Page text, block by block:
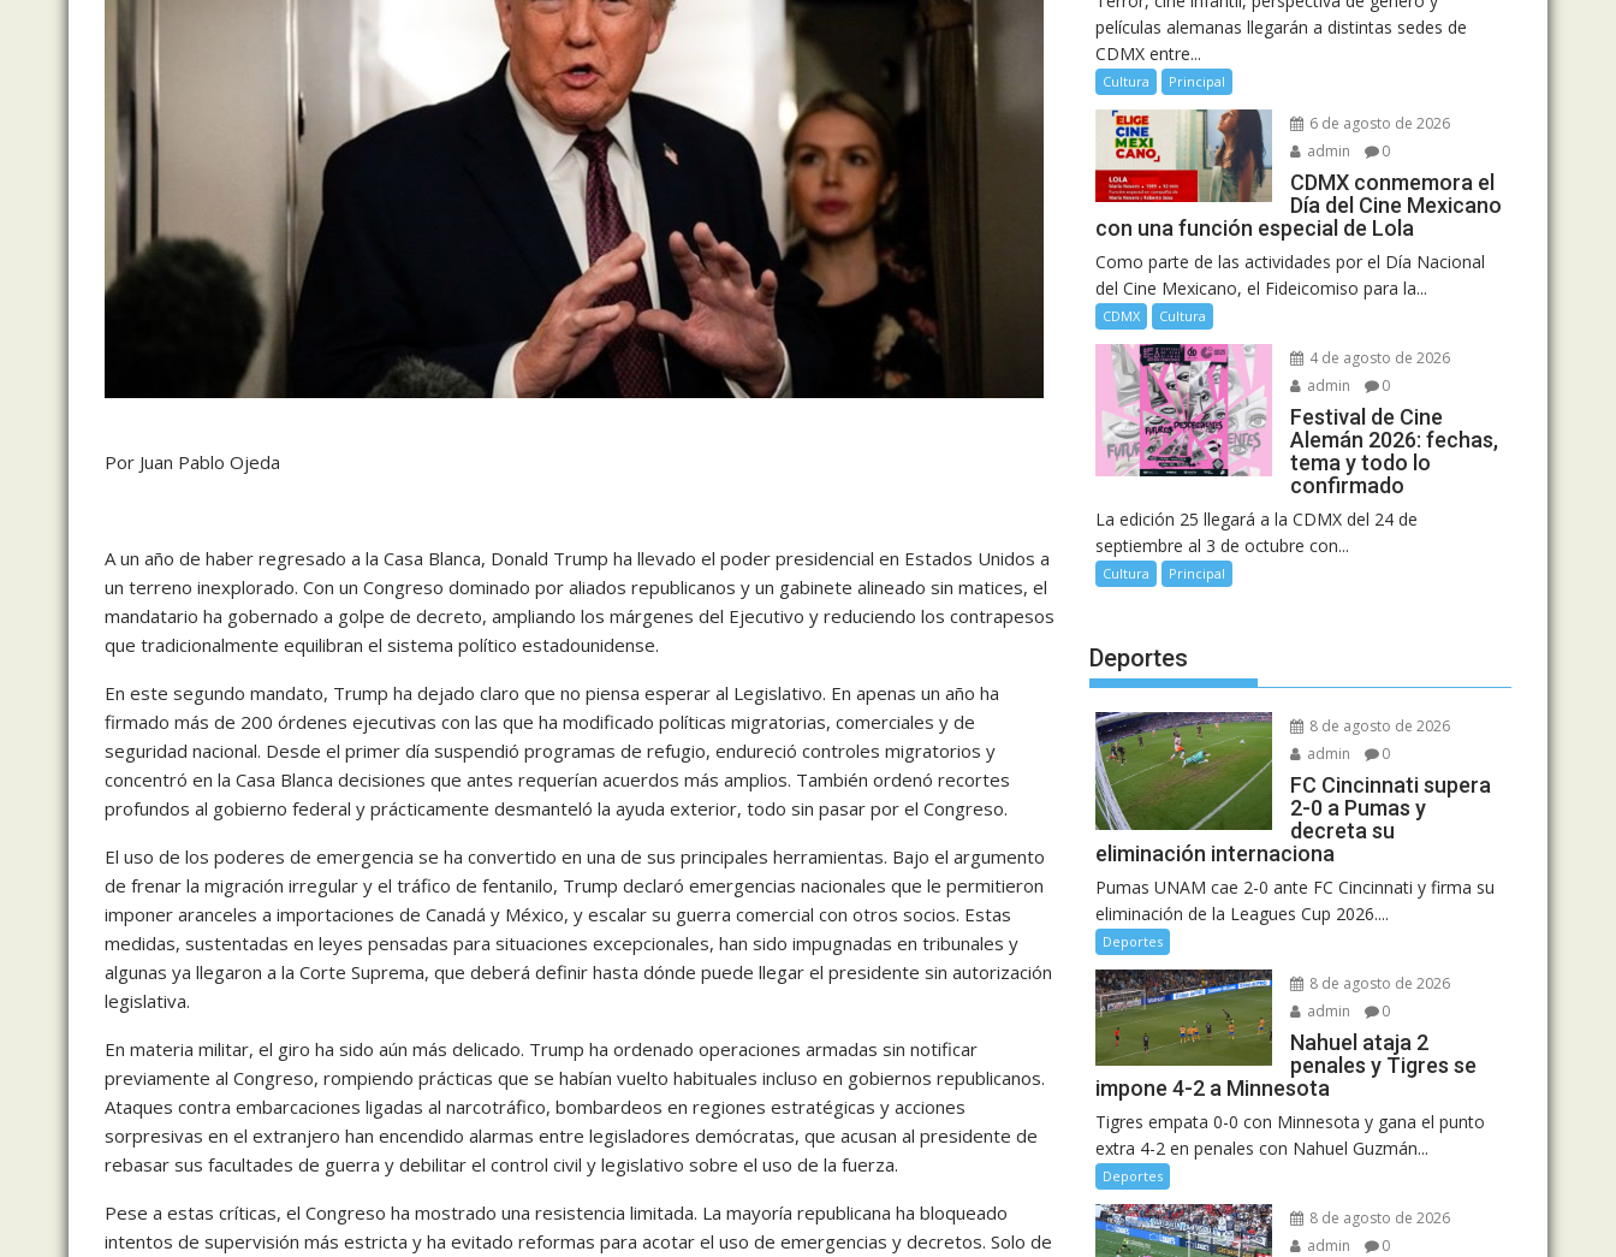
Por Juan Pablo Ojeda
A un año de haber regresado a la Casa Blanca, Donald Trump ha llevado el poder presidencial en Estados Unidos a
un terreno inexplorado. Con un Congreso dominado por aliados republicanos y un gabinete alineado sin matices, el
mandatario ha gobernado a golpe de decreto, ampliando los márgenes del Ejecutivo y reduciendo los contrapesos
que tradicionalmente equilibran el sistema político estadounidense.
En este segundo mandato, Trump ha dejado claro que no piensa esperar al Legislativo. En apenas un año ha
firmado más de 200 órdenes ejecutivas con las que ha modificado políticas migratorias, comerciales y de
seguridad nacional. Desde el primer día suspendió programas de refugio, endureció controles migratorios y
concentró en la Casa Blanca decisiones que antes requerían acuerdos más amplios. También ordenó recortes
profundos al gobierno federal y prácticamente desmanteló la ayuda exterior, todo sin pasar por el Congreso.
El uso de los poderes de emergencia se ha convertido en una de sus principales herramientas. Bajo el argumento
de frenar la migración irregular y el tráfico de fentanilo, Trump declaró emergencias nacionales que le permitieron
imponer aranceles a importaciones de Canadá y México, y escalar su guerra comercial con otros socios. Estas
medidas, sustentadas en leyes pensadas para situaciones excepcionales, han sido impugnadas en tribunales y
algunas ya llegaron a la Corte Suprema, que deberá definir hasta dónde puede llegar el presidente sin autorización
legislativa.
En materia militar, el giro ha sido aún más delicado. Trump ha ordenado operaciones armadas sin notificar
previamente al Congreso, rompiendo prácticas que se habían vuelto habituales incluso en gobiernos republicanos.
Ataques contra embarcaciones ligadas al narcotráfico, bombardeos en regiones estratégicas y acciones
sorpresivas en el extranjero han encendido alarmas entre legisladores demócratas, que acusan al presidente de
rebasar sus facultades de guerra y debilitar el control civil y legislativo sobre el uso de la fuerza.
Pese a estas críticas, el Congreso ha mostrado una resistencia limitada. La mayoría republicana ha bloqueado
intentos de supervisión más estricta y ha evitado reformas para acotar el uso de emergencias y decretos. Solo de
películas alemanas llegarán a distintas sedes de
CDMX entre...
Cultura Principal
6 de agosto de 2026
admin
0
CDMX conmemora el
Día del Cine Mexicano
con una función especial de Lola
Como parte de las actividades por el Día Nacional
del Cine Mexicano, el Fideicomiso para la...
CDMX Cultura
4 de agosto de 2026
admin
0
Festival de Cine
Alemán 2026: fechas,
tema y todo lo
confirmado
La edición 25 llegará a la CDMX del 24 de
septiembre al 3 de octubre con...
Cultura Principal
Deportes
8 de agosto de 2026
admin
0
FC Cincinnati supera
2-0 a Pumas y
decreta su
eliminación internaciona
Pumas UNAM cae 2-0 ante FC Cincinnati y firma su
eliminación de la Leagues Cup 2026....
Deportes
8 de agosto de 2026
admin
0
Nahuel ataja 2
penales y Tigres se
impone 4-2 a Minnesota
Tigres empata 0-0 con Minnesota y gana el punto
extra 4-2 en penales con Nahuel Guzmán...
Deportes
8 de agosto de 2026
admin
0